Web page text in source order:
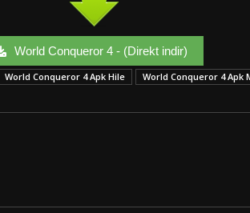
World Conqueror 4 - (Direkt indir)
World Conqueror 4 Apk Hile World Conqueror 4 Apk